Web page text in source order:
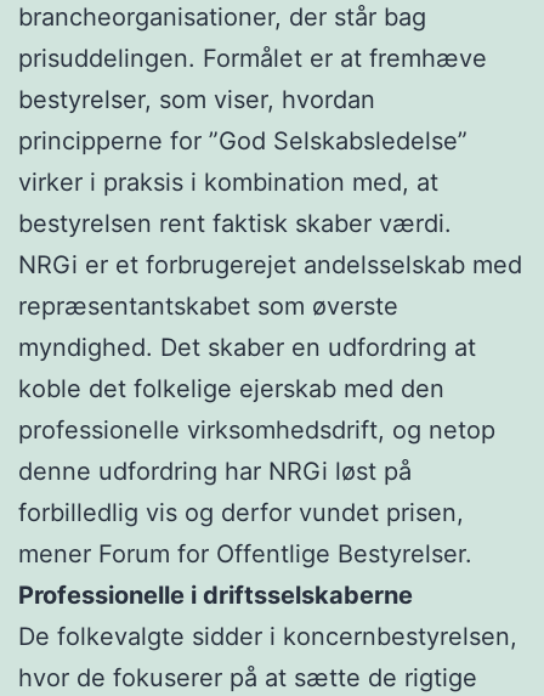
brancheorganisationer, der står bag
prisuddelingen. Formålet er at fremhæve
bestyrelser, som viser, hvordan
principperne for ”God Selskabsledelse”
virker i praksis i kombination med, at
bestyrelsen rent faktisk skaber værdi.
NRGi er et forbrugerejet andelsselskab med
repræsentantskabet som øverste
myndighed. Det skaber en udfordring at
koble det folkelige ejerskab med den
professionelle virksomhedsdrift, og netop
denne udfordring har NRGi løst på
forbilledlig vis og derfor vundet prisen,
mener Forum for Offentlige Bestyrelser.
Professionelle i driftsselskaberne
De folkevalgte sidder i koncernbestyrelsen,
hvor de fokuserer på at sætte de rigtige